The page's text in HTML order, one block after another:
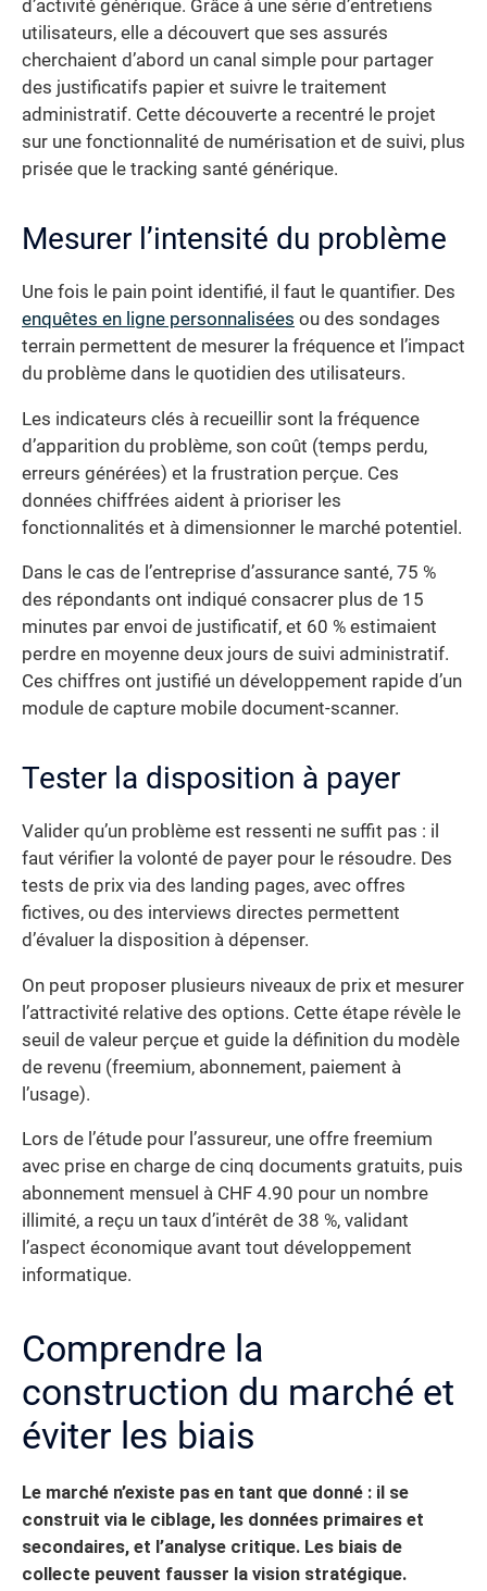
d’activité générique. Grâce à une série d’entretiens
utilisateurs, elle a découvert que ses assurés
cherchaient d’abord un canal simple pour partager
des justificatifs papier et suivre le traitement
administratif. Cette découverte a recentré le projet
sur une fonctionnalité de numérisation et de suivi, plus
prisée que le tracking santé générique.
Mesurer l’intensité du problème
Une fois le pain point identifié, il faut le quantifier. Des
enquêtes en ligne personnalisées ou des sondages
terrain permettent de mesurer la fréquence et l’impact
du problème dans le quotidien des utilisateurs.
Les indicateurs clés à recueillir sont la fréquence
d’apparition du problème, son coût (temps perdu,
erreurs générées) et la frustration perçue. Ces
données chiffrées aident à prioriser les
fonctionnalités et à dimensionner le marché potentiel.
Dans le cas de l’entreprise d’assurance santé, 75 %
des répondants ont indiqué consacrer plus de 15
minutes par envoi de justificatif, et 60 % estimaient
perdre en moyenne deux jours de suivi administratif.
Ces chiffres ont justifié un développement rapide d’un
module de capture mobile document-scanner.
Tester la disposition à payer
Valider qu’un problème est ressenti ne suffit pas : il
faut vérifier la volonté de payer pour le résoudre. Des
tests de prix via des landing pages, avec offres
fictives, ou des interviews directes permettent
d’évaluer la disposition à dépenser.
On peut proposer plusieurs niveaux de prix et mesurer
l’attractivité relative des options. Cette étape révèle le
seuil de valeur perçue et guide la définition du modèle
de revenu (freemium, abonnement, paiement à
l’usage).
Lors de l’étude pour l’assureur, une offre freemium
avec prise en charge de cinq documents gratuits, puis
abonnement mensuel à CHF 4.90 pour un nombre
illimité, a reçu un taux d’intérêt de 38 %, validant
l’aspect économique avant tout développement
informatique.
Comprendre la
construction du marché et
éviter les biais
Le marché n’existe pas en tant que donné : il se
construit via le ciblage, les données primaires et
secondaires, et l’analyse critique. Les biais de
collecte peuvent fausser la vision stratégique.